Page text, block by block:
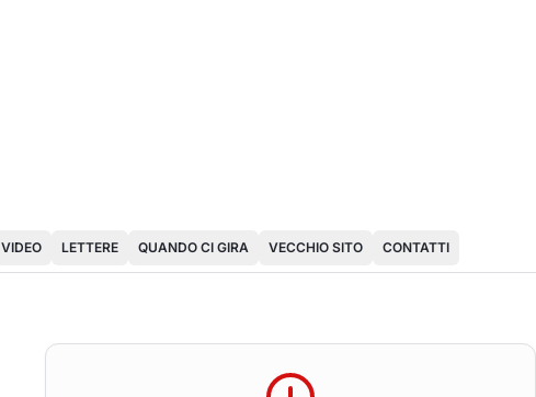
VIDEO LETTERE QUANDO CI GIRA VECCHIO SITO CONTATTI